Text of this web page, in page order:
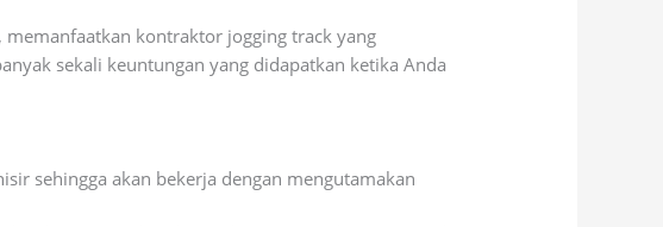
kontraktor jogging track yang
sekali keuntungan yang didapatkan ketika Anda
sehingga akan bekerja dengan mengutamakan